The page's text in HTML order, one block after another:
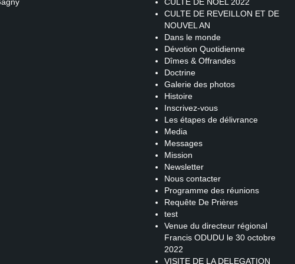
CULTE DE REVEILLON ET DE
NOUVEL AN
Dans le monde
Dévotion Quotidienne
Dîmes & Offrandes
Doctrine
Galerie des photos
Histoire
Inscrivez-vous
Les étapes de délivrance
Media
Messages
Mission
Newsletter
Nous contacter
Programme des réunions
Requête De Prières
test
Venue du directeur régional
Francis ODUDU le 30 octobre
2022
VISITE DE LA DELEGATION